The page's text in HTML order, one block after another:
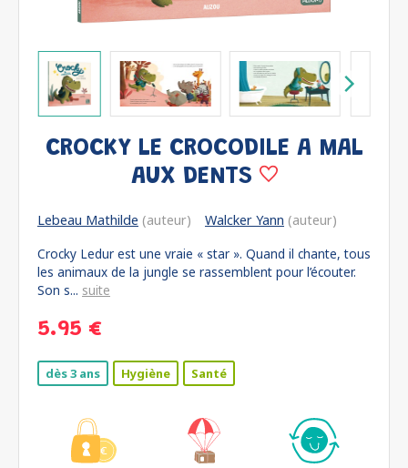
CROCKY LE CROCODILE A MAL
AUX DENTS
Lebeau Mathilde (auteur) Walcker Yann (auteur)
Crocky Ledur est une vraie « star ». Quand il chante, tous
les animaux de la jungle se rassemblent pour l’écouter.
Son s... suite
5.95 €
dès 3 ans Hygiène Santé